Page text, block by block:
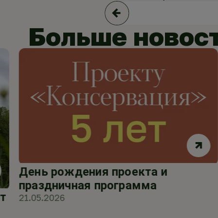
Больше
День рождения проекта и
праздничная программа
21.05.2026